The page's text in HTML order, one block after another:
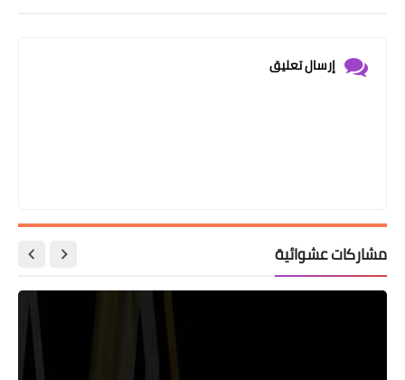
إرسال تعليق
مشاركات عشوائية